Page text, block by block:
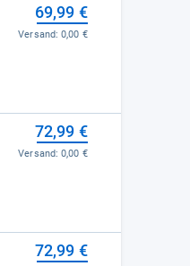
69,99 €
Versand:0,00 €
72,99 €
Versand:0,00 €
72,99 €